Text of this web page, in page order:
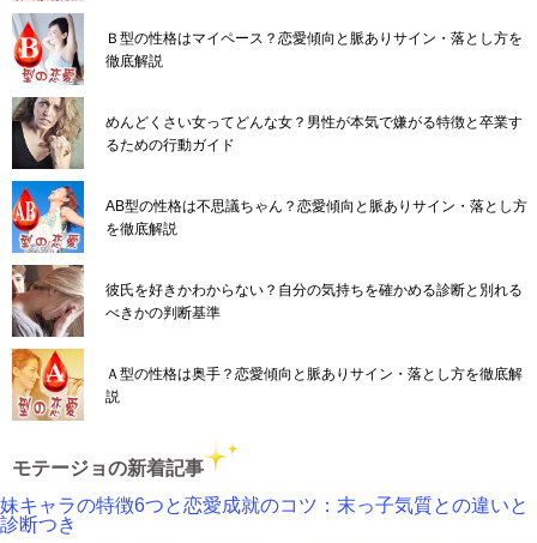
Ｂ型の性格はマイペース？恋愛傾向と脈ありサイン・落とし方を
徹底解説
めんどくさい女ってどんな女？男性が本気で嫌がる特徴と卒業す
るための行動ガイド
AB型の性格は不思議ちゃん？恋愛傾向と脈ありサイン・落とし方
を徹底解説
彼氏を好きかわからない？自分の気持ちを確かめる診断と別れる
べきかの判断基準
Ａ型の性格は奥手？恋愛傾向と脈ありサイン・落とし方を徹底解
説
モテージョの新着記事
妹キャラの特徴6つと恋愛成就のコツ：末っ子気質との違いと
診断つき